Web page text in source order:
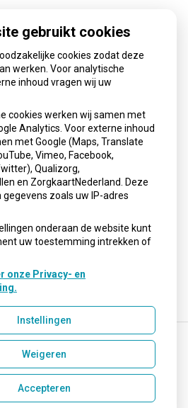
08:00 - 17:30
08:00 - 17:30
08:00 - 17:30
mogen voorschrijven,
Online |Beheer
cath.nl
Cookie-instellingen Voorwaarden
gebruikt cookies
cookies zodat deze
werken. Voor analytische
inhoud vragen wij uw
cookies werken wij samen met
Analytics. Voor externe inhoud
met Google (Maps, Translate
Vimeo, Facebook,
Qualizorg,
en ZorgkaartNederland. Deze
zoals uw IP-adres
onderaan de website kunt
uw toestemming intrekken of
onze Privacy- en
Instellingen
Weigeren
Accepteren